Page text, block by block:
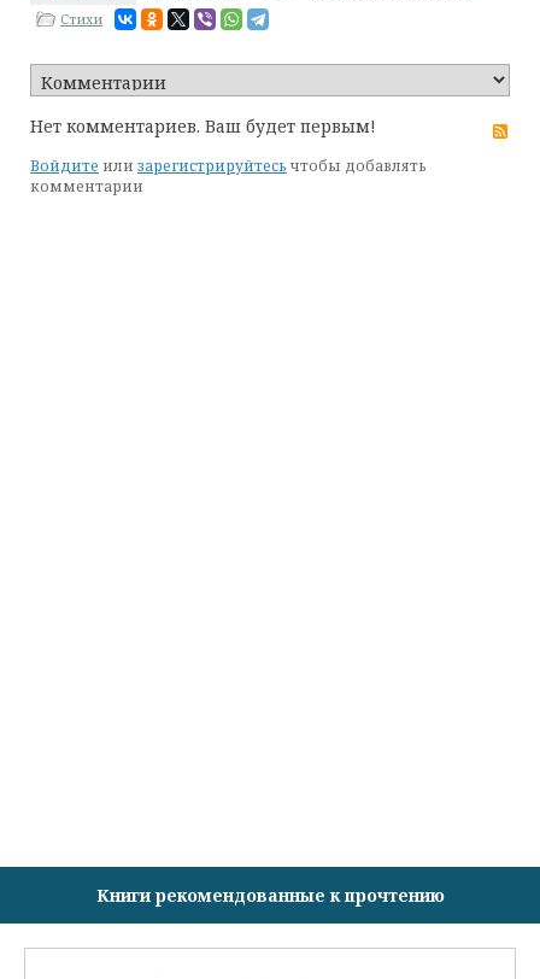
Стихи
Нет комментариев. Ваш будет первым!
Войдите или зарегистрируйтесь чтобы добавлять
комментарии
Книги рекомендованные к прочтению